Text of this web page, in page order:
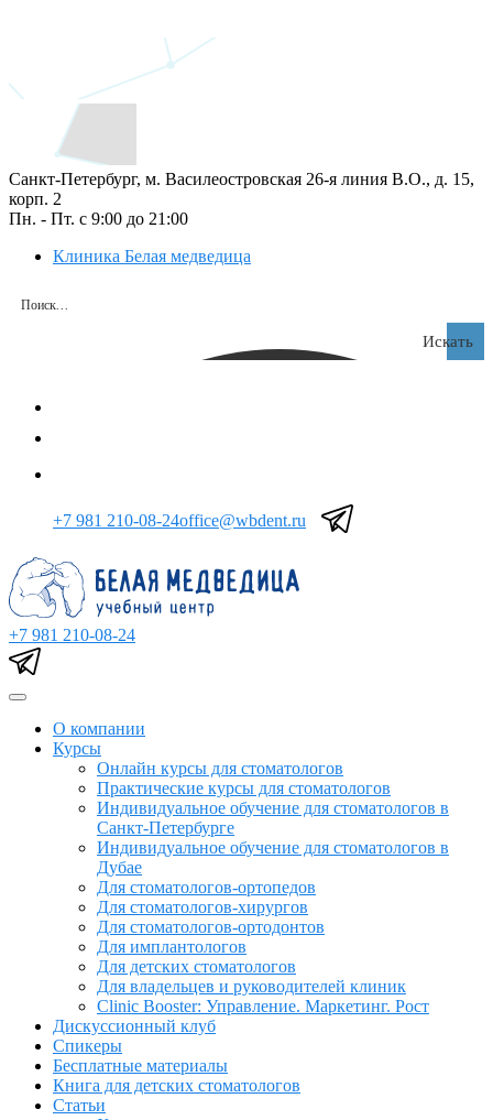
Санкт-Петербург, м. Василеостровская 26‑я линия В.О., д. 15,
корп. 2
Пн. - Пт. с 9:00 до 21:00
Клиника Белая медведица
Искать
+7 981 210-08-24office@wbdent.ru
+7 981 210-08-24
О компании
Курсы
Онлайн курсы для стоматологов
Практические курсы для стоматологов
Индивидуальное обучение для стоматологов в
Санкт-Петербурге
Индивидуальное обучение для стоматологов в
Дубае
Для стоматологов-ортопедов
Для стоматологов-хирургов
Для стоматологов-ортодонтов
Для имплантологов
Для детских стоматологов
Для владельцев и руководителей клиник
Clinic Booster: Управление. Маркетинг. Рост
Дискуссионный клуб
Спикеры
Бесплатные материалы
Книга для детских стоматологов
Статьи